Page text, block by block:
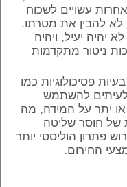
עשויים לשכוח
להבין את מטרתו.
יהיה יעיל, ויהיה
ניטור מתקדמות
פסיכולוגיות כמו
לעיתים להשתמש
יתר על המידה, מה
של חוסר שליטה
פתרון הוליסטי יותר
החירום.